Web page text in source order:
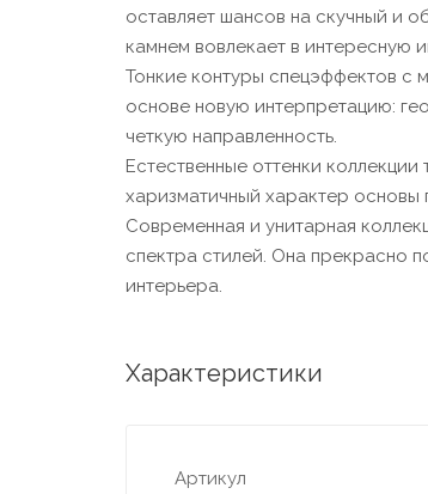
оставляет шансов на скучный и
камнем вовлекает в интересную
Тонкие контуры спецэффектов
основе новую интерпретацию:
четкую направленность.
Естественные оттенки
харизматичный характер основы
Современная и унитарная
спектра стилей. Она прекрасно
интерьера.
Характеристики
Артикул